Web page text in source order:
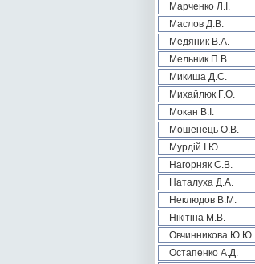
Марченко Л.І.
Маслов Д.В.
Медяник В.А.
Мельник П.В.
Микиша Д.С.
Михайлюк Г.О.
Мокан В.І.
Мошенець О.В.
Мурдій І.Ю.
Нагорняк С.В.
Наталуха Д.А.
Неклюдов В.М.
Нікітіна М.В.
Овчинникова Ю.Ю.
Остапенко А.Д.